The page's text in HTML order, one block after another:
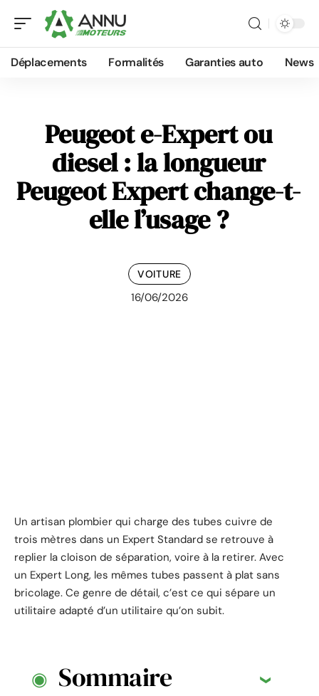
Déplacements Formalités Garanties auto News
Peugeot e-Expert ou
diesel : la longueur
Peugeot Expert change-t-
elle l’usage ?
VOITURE
16/06/2026
Un artisan plombier qui charge des tubes cuivre de
trois mètres dans un Expert Standard se retrouve à
replier la cloison de séparation, voire à la retirer. Avec
un Expert Long, les mêmes tubes passent à plat sans
bricolage. Ce genre de détail, c’est ce qui sépare un
utilitaire adapté d’un utilitaire qu’on subit.
Sommaire